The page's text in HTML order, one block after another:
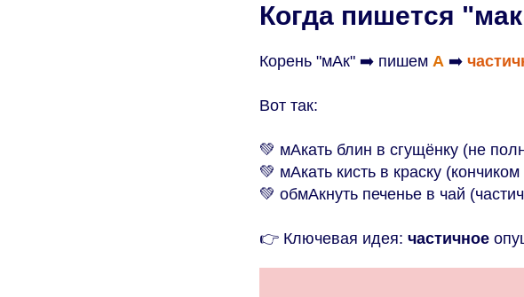
Когда пишется
Корень "мАк" ➡️ пишем А ➡️
Вот так:
💚 мАкать блин в сгущёнку (не
💚 мАкать кисть в краску (кончиком
💚 обмАкнуть печенье в чай
👉 Ключевая идея: частичное